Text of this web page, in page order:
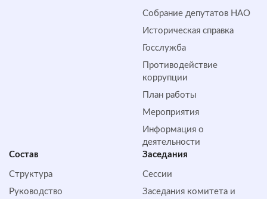
Собрание депутатов НАО
Историческая справка
Госслужба
Противодействие
коррупции
План работы
Мероприятия
Информация о
деятельности
Состав
Структура
Руководство
Заседания
Сессии
Заседания комитета и